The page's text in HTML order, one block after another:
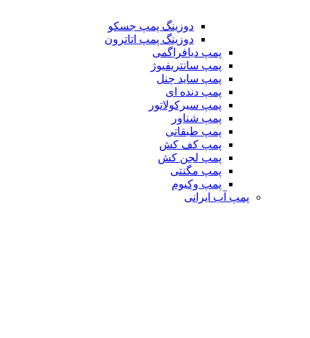
دوزینگ پمپ جسکو
دوزینگ پمپ اتاترون
پمپ دیافراگمی
پمپ سانتریفیوژ
پمپ ساید چنل
پمپ دنده ای
پمپ سیرکولاتور
پمپ شناور
پمپ طبقاتی
پمپ کف کش
پمپ لجن کش
پمپ مگنتی
پمپ وکیوم
پمپ آب ایرانی